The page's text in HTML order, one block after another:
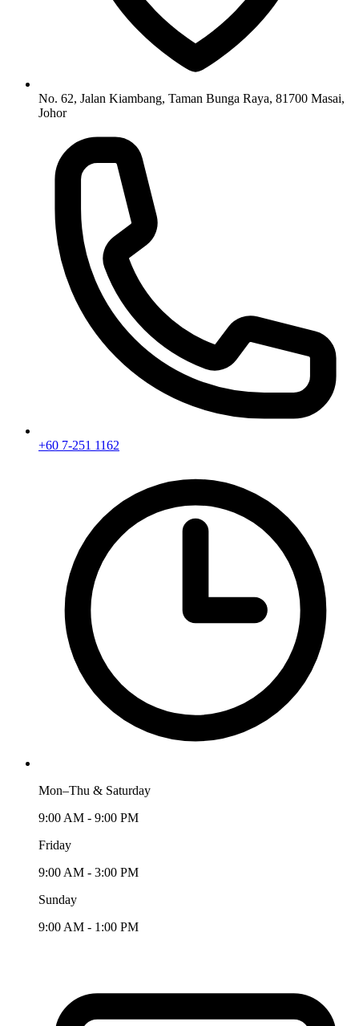
No. 62, Jalan Kiambang, Taman Bunga Raya, 81700 Masai,
Johor
+60 7-251 1162
Mon–Thu & Saturday
9:00 AM - 9:00 PM
Friday
9:00 AM - 3:00 PM
Sunday
9:00 AM - 1:00 PM